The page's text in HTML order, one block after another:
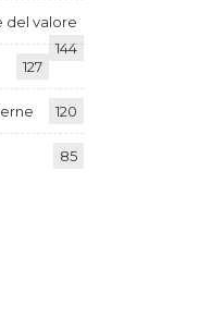
del valore
144
127
120
85